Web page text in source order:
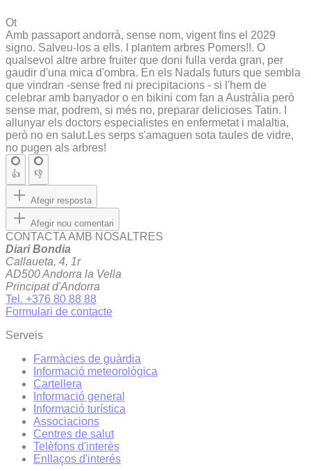
Ot
Amb passaport andorrà, sense nom, vigent fins el 2029
signo. Salveu-los a ells. I plantem arbres Pomers!!. O
qualsevol altre arbre fruiter que doni fulla verda gran, per
gaudir d'una mica d'ombra. En els Nadals futurs que sembla
que vindran -sense fred ni precipitacions - si l'hem de
celebrar amb banyador o en bikini com fan a Austràlia però
sense mar, podrem, si més no, preparar delicioses Tatin. I
allunyar els doctors especialistes en enfermetat i malaltia,
però no en salut.Les serps s'amaguen sota taules de vidre,
no pugen als arbres!
👍 👎
Afegir resposta
Afegir nou comentari
CONTACTA AMB NOSALTRES
Diari Bondia
Callaueta, 4, 1r
AD500 Andorra la Vella
Principat d'Andorra
Tel. +376 80 88 88
Formulari de contacte
Serveis
Farmàcies de guàrdia
Informació meteorològica
Cartellera
Informació general
Informació turística
Associacions
Centres de salut
Telèfons d'interès
Enllaços d'interés